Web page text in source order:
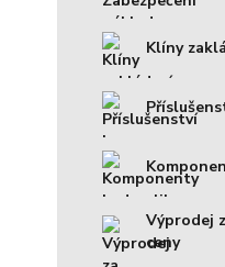
Klíny
Výprodej
ceny